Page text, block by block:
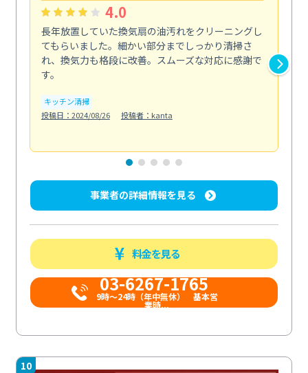
4.0
長年放置していた換気扇の油汚れをクリーニングし
てもらいました。細かい部分までしっかり清掃さ
れ、換気力も格段に改善。スムーズな対応に感謝で
す。
キッチン清掃
投稿日：2024/08/26
投稿者：kanta
事業者の詳細情報を見る
料金を見る
03-6267-1765
9時〜24時（年中無休） 基本営
業時...
10